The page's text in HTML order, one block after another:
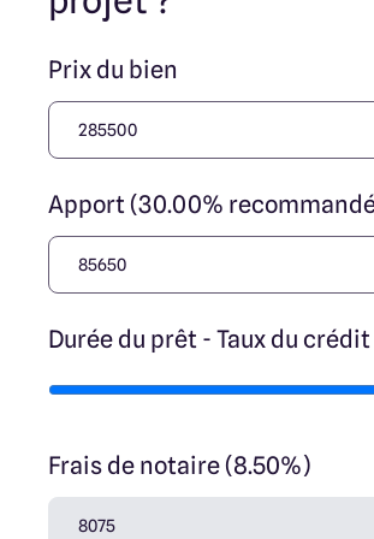
Prix du bien
Apport (30.00%
Durée du prêt - Taux du
Frais de notaire (8.50%)